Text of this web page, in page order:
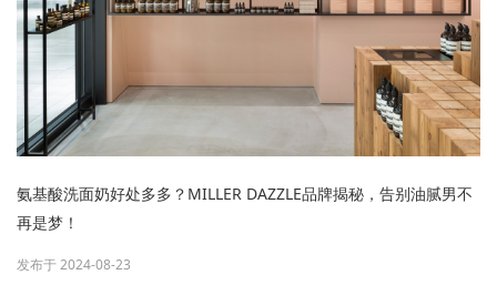
氨基酸洗面奶好处多多？MILLER DAZZLE品牌揭秘，告别油腻男不
再是梦！
发布于 2024-08-23